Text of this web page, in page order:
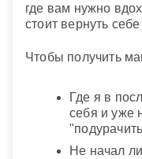
где вам нужно
стоит вернуть
Чтобы получить
Где я в
себя и уже
Не начал